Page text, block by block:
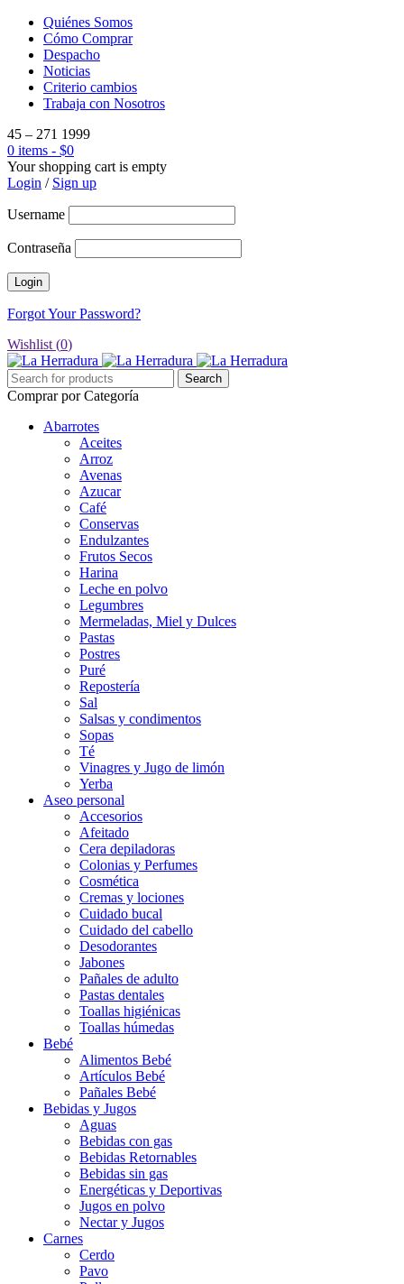
Quiénes Somos
Cómo Comprar
Despacho
Noticias
Criterio cambios
Trabaja con Nosotros
45 – 271 1999
0 items - $0
Your shopping cart is empty
Login / Sign up
Username
Contraseña
Forgot Your Password?
Wishlist (0)
Comprar por Categoría
Abarrotes
Aceites
Arroz
Avenas
Azucar
Café
Conservas
Endulzantes
Frutos Secos
Harina
Leche en polvo
Legumbres
Mermeladas, Miel y Dulces
Pastas
Postres
Puré
Repostería
Sal
Salsas y condimentos
Sopas
Té
Vinagres y Jugo de limón
Yerba
Aseo personal
Accesorios
Afeitado
Cera depiladoras
Colonias y Perfumes
Cosmética
Cremas y lociones
Cuidado bucal
Cuidado del cabello
Desodorantes
Jabones
Pañales de adulto
Pastas dentales
Toallas higiénicas
Toallas húmedas
Bebé
Alimentos Bebé
Artículos Bebé
Pañales Bebé
Bebidas y Jugos
Aguas
Bebidas con gas
Bebidas Retornables
Bebidas sin gas
Energéticas y Deportivas
Jugos en polvo
Nectar y Jugos
Carnes
Cerdo
Pavo